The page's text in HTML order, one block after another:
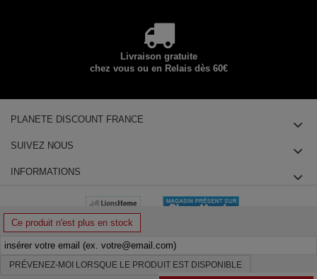
Ce produit n'est plus en stock
PRÉVENEZ-MOI LORSQUE LE PRODUIT EST DISPONIBLE
Livraison gratuite
chez vous ou en Relais dès 60€
PLANETE DISCOUNT FRANCE
SUIVEZ NOUS
INFORMATIONS
© 2025 Planete Discount SAS, Tous droits réservés - siège social : 14